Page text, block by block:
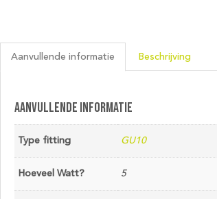
Aanvullende informatie Beschrijving
Aanvullende informatie
Type fitting GU10
Hoeveel Watt? 5